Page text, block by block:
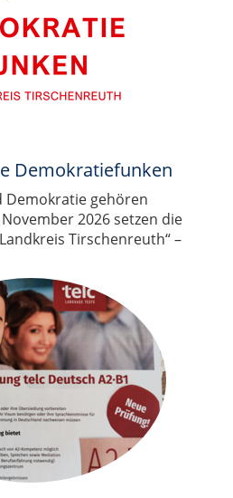
Demokratiefunken
Demokratie gehören
2026 setzen die
Tirschenreuth“ –